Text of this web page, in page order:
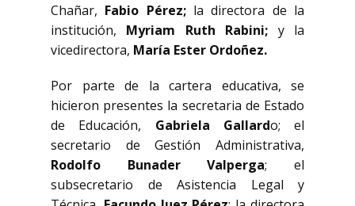
Chañar, Fabio Pérez; la directora de la
institución, Myriam Ruth Rabini; y la
vicedirectora, María Ester Ordoñez.
Por parte de la cartera educativa, se
hicieron presentes la secretaria de Estado
de Educación, Gabriela Gallardo; el
secretario de Gestión Administrativa,
Rodolfo Bunader Valperga; el
subsecretario de Asistencia Legal y